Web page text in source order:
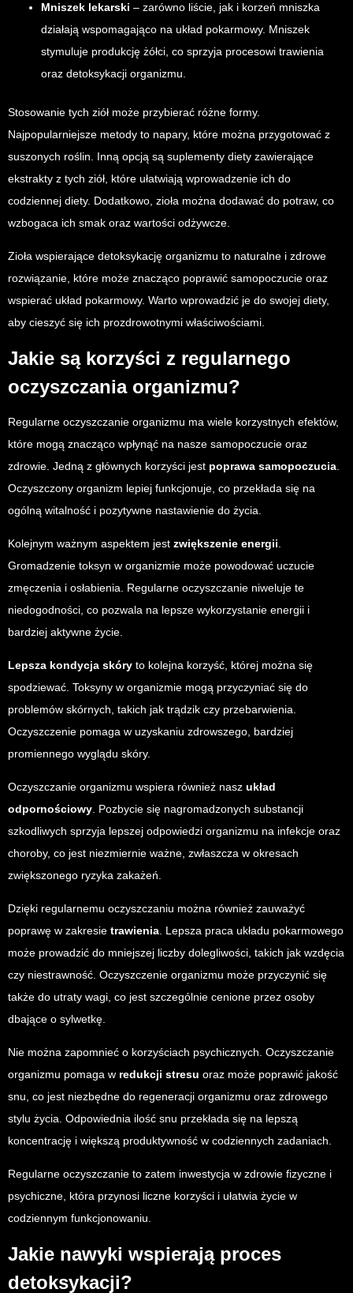
Mniszek lekarski – zarówno liście, jak i korzeń mniszka
działają wspomagająco na układ pokarmowy. Mniszek
stymuluje produkcję żółci, co sprzyja procesowi trawienia
oraz detoksykacji organizmu.
Stosowanie tych ziół może przybierać różne formy.
Najpopularniejsze metody to napary, które można przygotować z
suszonych roślin. Inną opcją są suplementy diety zawierające
ekstrakty z tych ziół, które ułatwiają wprowadzenie ich do
codziennej diety. Dodatkowo, zioła można dodawać do potraw, co
wzbogaca ich smak oraz wartości odżywcze.
Zioła wspierające detoksykację organizmu to naturalne i zdrowe
rozwiązanie, które może znacząco poprawić samopoczucie oraz
wspierać układ pokarmowy. Warto wprowadzić je do swojej diety,
aby cieszyć się ich prozdrowotnymi właściwościami.
Jakie są korzyści z regularnego
oczyszczania organizmu?
Regularne oczyszczanie organizmu ma wiele korzystnych efektów,
które mogą znacząco wpłynąć na nasze samopoczucie oraz
zdrowie. Jedną z głównych korzyści jest poprawa samopoczucia
Oczyszczony organizm lepiej funkcjonuje, co przekłada się na
ogólną witalność i pozytywne nastawienie do życia.
Kolejnym ważnym aspektem jest zwiększenie energii
Gromadzenie toksyn w organizmie może powodować uczucie
zmęczenia i osłabienia. Regularne oczyszczanie niweluje te
niedogodności, co pozwala na lepsze wykorzystanie energii i
bardziej aktywne życie.
Lepsza kondycja skóry to kolejna korzyść, której można się
spodziewać. Toksyny w organizmie mogą przyczyniać się do
problemów skórnych, takich jak trądzik czy przebarwienia.
Oczyszczenie pomaga w uzyskaniu zdrowszego, bardziej
promiennego wyglądu skóry.
Oczyszczanie organizmu wspiera również nasz układ
odpornościowy . Pozbycie się nagromadzonych substancji
szkodliwych sprzyja lepszej odpowiedzi organizmu na infekcje oraz
choroby, co jest niezmiernie ważne, zwłaszcza w okresach
zwiększonego ryzyka zakażeń.
Dzięki regularnemu oczyszczaniu można również zauważyć
poprawę w zakresie trawienia . Lepsza praca układu pokarmowego
może prowadzić do mniejszej liczby dolegliwości, takich jak wzdęcia
czy niestrawność. Oczyszczenie organizmu może przyczynić się
także do utraty wagi, co jest szczególnie cenione przez osoby
dbające o sylwetkę.
Nie można zapomnieć o korzyściach psychicznych. Oczyszczanie
organizmu pomaga w redukcji stresu oraz może poprawić jakość
snu, co jest niezbędne do regeneracji organizmu oraz zdrowego
stylu życia. Odpowiednia ilość snu przekłada się na lepszą
koncentrację i większą produktywność w codziennych zadaniach.
Regularne oczyszczanie to zatem inwestycja w zdrowie fizyczne i
psychiczne, która przynosi liczne korzyści i ułatwia życie w
codziennym funkcjonowaniu.
Jakie nawyki wspierają proces
detoksykacji?